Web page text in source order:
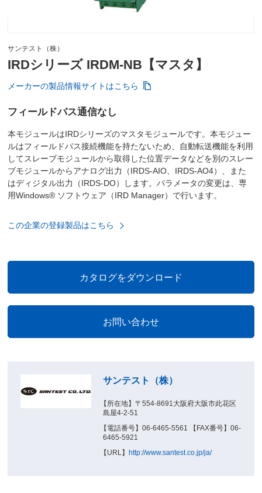
サンテスト（株）
IRDシリーズ IRDM-NB【マスタ】
メーカーの製品情報サイトはこちら
フィールドバス通信なし
本モジュールはIRDシリーズのマスタモジュールです。本モジュー
ルはフィールドバス接続機能を持たないため、自動転送機能を利用
してスレーブモジュールから取得した位置データなどを別のスレー
ブモジュールからアナログ出力（IRDS-AIO、IRDS-AO4）、また
はディジタル出力（IRDS-DO）します。パラメータの変更は、専
用Windows® ソフトウェア（IRD Manager）で行います。
この企業の登録製品はこちら
サンテスト（株）
【所在地】〒554-8691大阪府大阪市此花区
島屋4-2-51
【電話番号】06-6465-5561 【FAX番号】06-
6465-5921
【URL】
http://www.santest.co.jp/ja/